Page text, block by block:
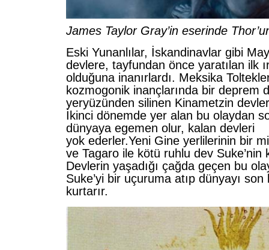
James Taylor Gray’in eserinde
Eski Yunanlılar, İskandinavlar gibi
devlere, tayfundan önce yaratılan ilk
olduğuna inanırlardı. Meksika
kozmogonik inançlarında bir deprem
yeryüzünden silinen Kinametzin
İkinci dönemde yer alan bu olaydan
dünyaya egemen olur, kalan devleri
yok ederler.Yeni Gine yerlilerinin bir
ve Tagaro ile kötü ruhlu dev Suke’nin
Devlerin yaşadığı çağda geçen bu
Suke’yi bir uçuruma atıp dünyayı
kurtarır.